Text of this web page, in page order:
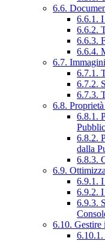
6.6.
6.6.1.
6.6.2.
6.6.3.
6.6.4.
6.7.
6.7.1.
6.7.2.
6.7.3.
6.8.
6.8.1.
6.8.2.
dalla
6.8.3.
6.9.
6.9.1.
6.9.2.
6.9.3.
6.10. Gestire
6.10.1.